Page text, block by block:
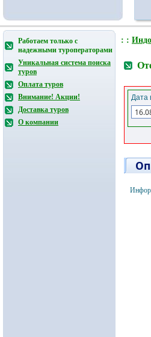
Работаем только с
надежными туроператорами
Уникальная система поиска
туров
Оплата туров
Внимание! Акции!
Доставка туров
О компании
: :
Дата